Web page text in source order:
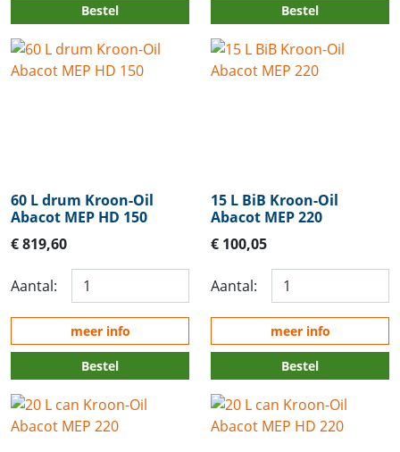
Bestel Bestel
60 L drum Kroon-Oil
Abacot MEP HD 150
€ 819,60
Aantal:
meer info
Bestel
15 L BiB Kroon-Oil
Abacot MEP 220
€ 100,05
Aantal:
meer info
Bestel